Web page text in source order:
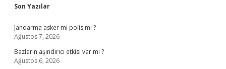
Sidebar
Son Yazılar
Jandarma asker mi polis mi ?
Ağustos 7, 2026
Bazların aşındırıcı etkisi var mı ?
Ağustos 6, 2026